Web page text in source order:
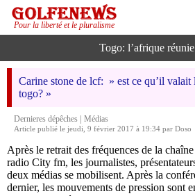
Pour la liberté et le pluralisme
Togo: l’afrique
Carine stone de lcf: » est ce qu’il valait
togo? »
Dernieres dépêches
Médias
Article publié le jeudi, 9 février 2017 à 19:34 par Doso
Après le retrait des fréquences de la
radio City fm, les journalistes,
deux médias se mobilisent. Après la
dernier, les mouvements de pression sont